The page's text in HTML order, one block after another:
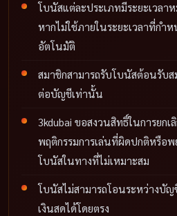
โบนัสแต่ละประเภทมีระยะเวลา
หากไม่ใช้ภายในระยะเวลาที่กำ
อัตโนมัติ
สมาชิกสามารถรับโบนัสต้อนรับส
ต่อบัญชีเท่านั้น
3kdubai ขอสงวนสิทธิ์ในการยก
พฤติกรรมการเล่นที่ผิดปกติหรือพ
โบนัสในทางที่ไม่เหมาะสม
โบนัสไม่สามารถโอนระหว่างบั
เงินสดได้โดยตรง